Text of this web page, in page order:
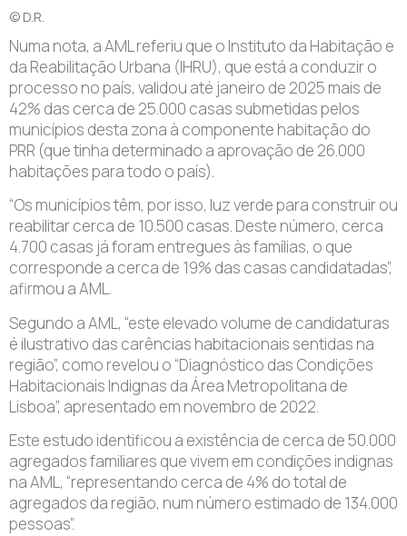
© D.R.
Numa nota, a AML referiu que o Instituto da Habitação e
da Reabilitação Urbana (IHRU), que está a conduzir o
processo no país, validou até janeiro de 2025 mais de
42% das cerca de 25.000 casas submetidas pelos
municípios desta zona à componente habitação do
PRR (que tinha determinado a aprovação de 26.000
habitações para todo o país).
“Os municípios têm, por isso, luz verde para construir ou
reabilitar cerca de 10.500 casas. Deste número, cerca
4.700 casas já foram entregues às famílias, o que
corresponde a cerca de 19% das casas candidatadas”,
afirmou a AML.
Segundo a AML, “este elevado volume de candidaturas
é ilustrativo das carências habitacionais sentidas na
região”, como revelou o “Diagnóstico das Condições
Habitacionais Indignas da Área Metropolitana de
Lisboa”, apresentado em novembro de 2022.
Este estudo identificou a existência de cerca de 50.000
agregados familiares que vivem em condições indignas
na AML, “representando cerca de 4% do total de
agregados da região, num número estimado de 134.000
pessoas”.